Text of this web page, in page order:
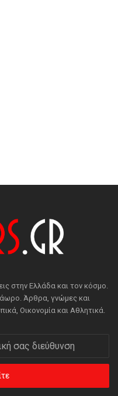
στην Ελλάδα και τον κόσμο.
Άρθρα, γνώμες και
Οικονομία και Αθλητικά.